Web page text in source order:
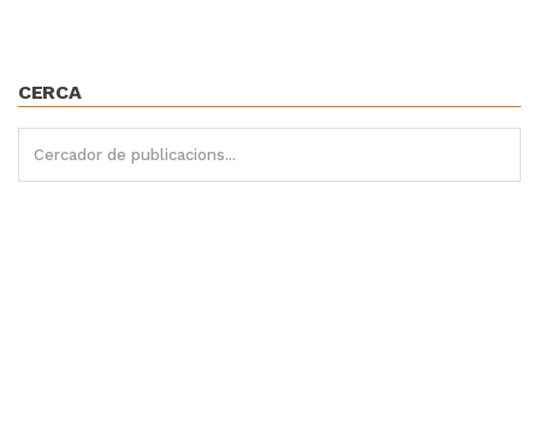
CERCA